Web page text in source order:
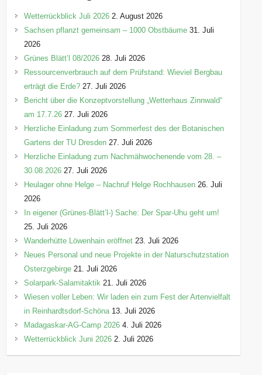
o
r
e
n
Wetterrückblick Juli 2026 2. August 2026
Sachsen pflanzt gemeinsam – 1000 Obstbäume 31. Juli
2026
Grünes Blätt’l 08/2026 28. Juli 2026
Ressourcenverbrauch auf dem Prüfstand: Wieviel Bergbau
erträgt die Erde? 27. Juli 2026
Bericht über die Konzeptvorstellung „Wetterhaus Zinnwald“
am 17.7.26 27. Juli 2026
Herzliche Einladung zum Sommerfest des der Botanischen
Gartens der TU Dresden 27. Juli 2026
Herzliche Einladung zum Nachmähwochenende vom 28. –
30.08.2026 27. Juli 2026
Heulager ohne Helge – Nachruf Helge Rochhausen 26. Juli
2026
In eigener (Grünes-Blätt’l-) Sache: Der Spar-Uhu geht um!
25. Juli 2026
Wanderhütte Löwenhain eröffnet 23. Juli 2026
Neues Personal und neue Projekte in der Naturschutzstation
Osterzgebirge 21. Juli 2026
Solarpark-Salamitaktik 21. Juli 2026
Wiesen voller Leben: Wir laden ein zum Fest der Artenvielfalt
in Reinhardtsdorf-Schöna 13. Juli 2026
Madagaskar-AG-Camp 2026 4. Juli 2026
Wetterrückblick Juni 2026 2. Juli 2026